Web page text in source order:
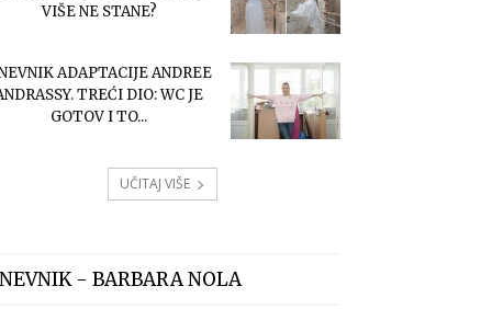
VIŠE NE STANE?
ADAPTACIJE ANDREE
TREĆI DIO: WC JE
GOTOV I TO...
UČITAJ VIŠE
- BARBARA NOLA